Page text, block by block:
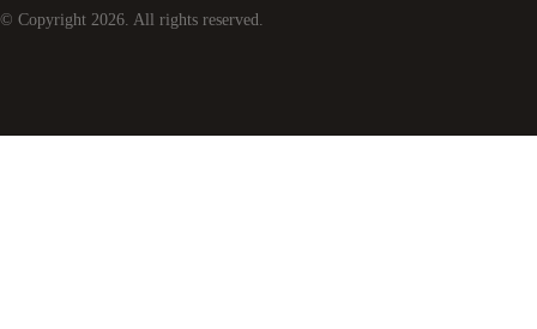
© Copyright 2026. All rights reserved.